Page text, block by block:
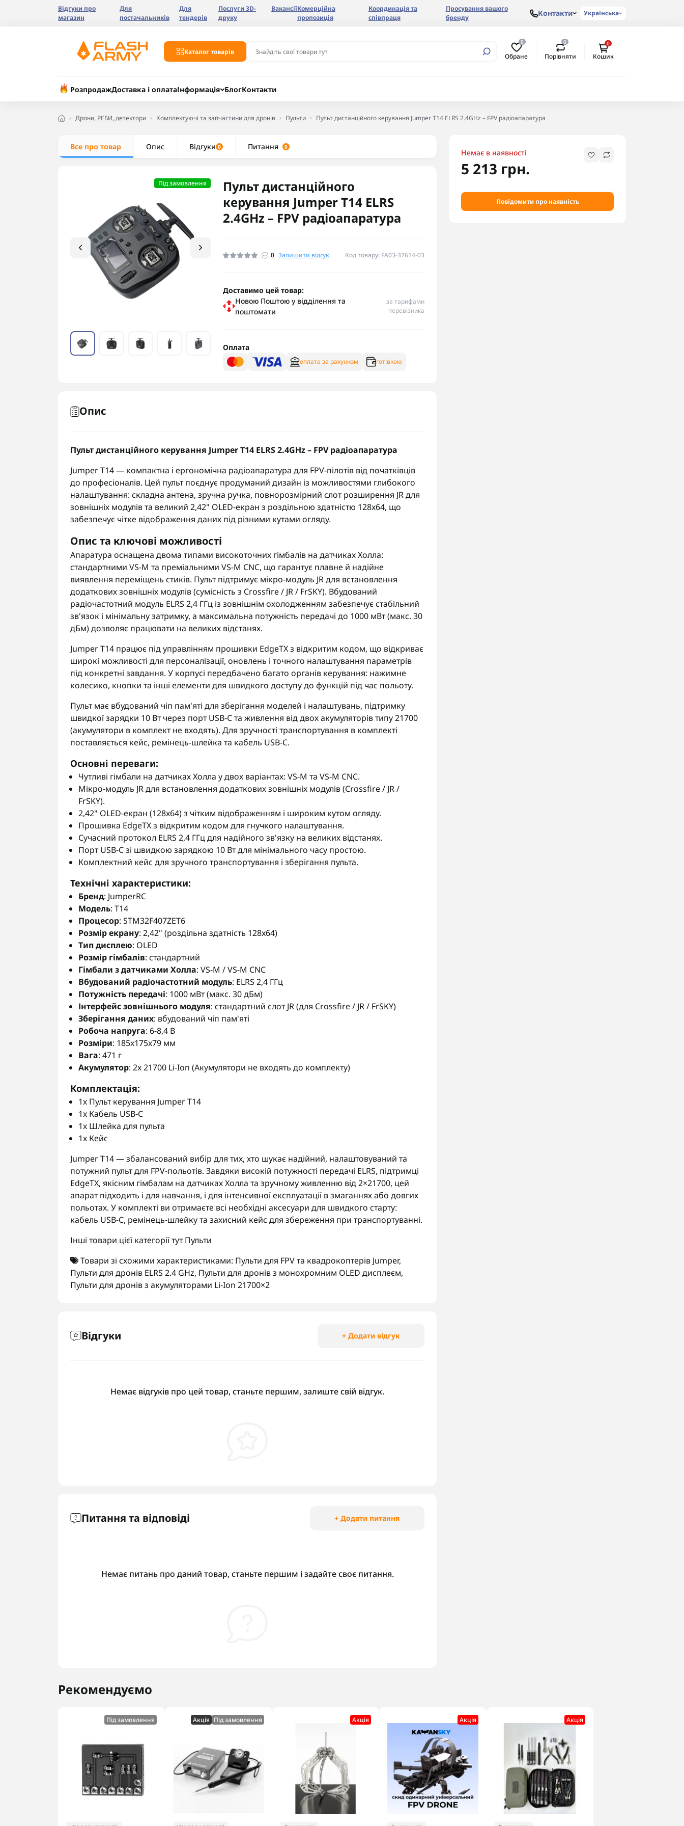
Відгуки про
магазин
Для
постачальників
Для
тендерів
Послуги 3D-
друку
ВакансіїКомерційна
пропозиція
Координація та
співпраця
Просування вашого
бренду
Контакти Українська
Каталог товарів
0
Обране
0
Порівняти
0
Кошик
РозпродажДоставка і оплатаІнформація БлогКонтакти
Дрони, РЕБИ, детектори Комплектуючі та запчастини для дронів Пульти Пульт дистанційного керування Jumper T14 ELRS 2.4GHz – FPV радіоапаратура
Все про товар Опис Відгуки 0 Питання 0
Під замовлення
Пульт дистанційного
керування Jumper T14 ELRS
2.4GHz – FPV радіоапаратура
0 Залишити відгук Код товару: FA03-37614-03
Немає в наявності
5 213 грн.
Повідомити про наявність
Доставимо цей товар:
Новою Поштою у відділення та
поштомати
за тарифами
перевізника
Оплата
оплата за рахунком готівкою
Опис
Пульт дистанційного керування Jumper T14 ELRS 2.4GHz – FPV радіоапаратура
Jumper T14 — компактна і ергономічна радіоапаратура для FPV-пілотів від початківців
до професіоналів. Цей пульт поєднує продуманий дизайн із можливостями глибокого
налаштування: складна антена, зручна ручка, повнорозмірний слот розширення JR для
зовнішніх модулів та великий 2,42" OLED-екран з роздільною здатністю 128x64, що
забезпечує чітке відображення даних під різними кутами огляду.
Опис та ключові можливості
Апаратура оснащена двома типами високоточних гімбалів на датчиках Холла:
стандартними VS-M та преміальними VS-M CNC, що гарантує плавне й надійне
виявлення переміщень стиків. Пульт підтримує мікро-модуль JR для встановлення
додаткових зовнішніх модулів (сумісність з Crossfire / JR / FrSKY). Вбудований
радіочастотний модуль ELRS 2,4 ГГц із зовнішнім охолодженням забезпечує стабільний
зв'язок і мінімальну затримку, а максимальна потужність передачі до 1000 мВт (макс. 30
дБм) дозволяє працювати на великих відстанях.
Jumper T14 працює під управлінням прошивки EdgeTX з відкритим кодом, що відкриває
широкі можливості для персоналізації, оновлень і точного налаштування параметрів
під конкретні завдання. У корпусі передбачено багато органів керування: нажимне
колесико, кнопки та інші елементи для швидкого доступу до функцій під час польоту.
Пульт має вбудований чіп пам'яті для зберігання моделей і налаштувань, підтримку
швидкої зарядки 10 Вт через порт USB-C та живлення від двох акумуляторів типу 21700
(акумулятори в комплект не входять). Для зручності транспортування в комплекті
поставляється кейс, ремінець-шлейка та кабель USB-C.
Основні переваги:
Чутливі гімбали на датчиках Холла у двох варіантах: VS-M та VS-M CNC.
Мікро-модуль JR для встановлення додаткових зовнішніх модулів (Crossfire / JR /
FrSKY).
2,42" OLED-екран (128x64) з чітким відображенням і широким кутом огляду.
Прошивка EdgeTX з відкритим кодом для гнучкого налаштування.
Сучасний протокол ELRS 2,4 ГГц для надійного зв'язку на великих відстанях.
Порт USB-C зі швидкою зарядкою 10 Вт для мінімального часу простою.
Комплектний кейс для зручного транспортування і зберігання пульта.
Технічні характеристики:
Бренд: JumperRC
Модель: T14
Процесор: STM32F407ZET6
Розмір екрану: 2,42" (роздільна здатність 128x64)
Тип дисплею: OLED
Розмір гімбалів: стандартний
Гімбали з датчиками Холла: VS-M / VS-M CNC
Вбудований радіочастотний модуль: ELRS 2,4 ГГц
Потужність передачі: 1000 мВт (макс. 30 дБм)
Інтерфейс зовнішнього модуля: стандартний слот JR (для Crossfire / JR / FrSKY)
Зберігання даних: вбудований чіп пам'яті
Робоча напруга: 6-8,4 В
Розміри: 185x175x79 мм
Вага: 471 г
Акумулятор: 2x 21700 Li-Ion (Акумулятори не входять до комплекту)
Комплектація:
1x Пульт керування Jumper T14
1x Кабель USB-C
1x Шлейка для пульта
1x Кейс
Jumper T14 — збалансований вибір для тих, хто шукає надійний, налаштовуваний та
потужний пульт для FPV-польотів. Завдяки високій потужності передачі ELRS, підтримці
EdgeTX, якісним гімбалам на датчиках Холла та зручному живленню від 2×21700, цей
апарат підходить і для навчання, і для інтенсивної експлуатації в змаганнях або довгих
польотах. У комплекті ви отримаєте всі необхідні аксесуари для швидкого старту:
кабель USB-C, ремінець-шлейку та захисний кейс для збереження при транспортуванні.
Інші товари цієї категорії тутПульти
Товари зі схожими характеристиками: Пульти для FPV та квадрокоптерів Jumper,
Пульти для дронів ELRS 2.4 GHz, Пульти для дронів з монохромним OLED дисплеєм,
Пульти для дронів з акумуляторами Li-Ion 21700×2
Відгуки + Додати відгук
Немає відгуків про цей товар, станьте першим, залиште свій відгук.
Питання та відповіді + Додати питання
Немає питань про даний товар, станьте першим і задайте своє питання.
Рекомендуємо
Під замовлення Акцiя Під замовлення Акцiя Акцiя Акцiя